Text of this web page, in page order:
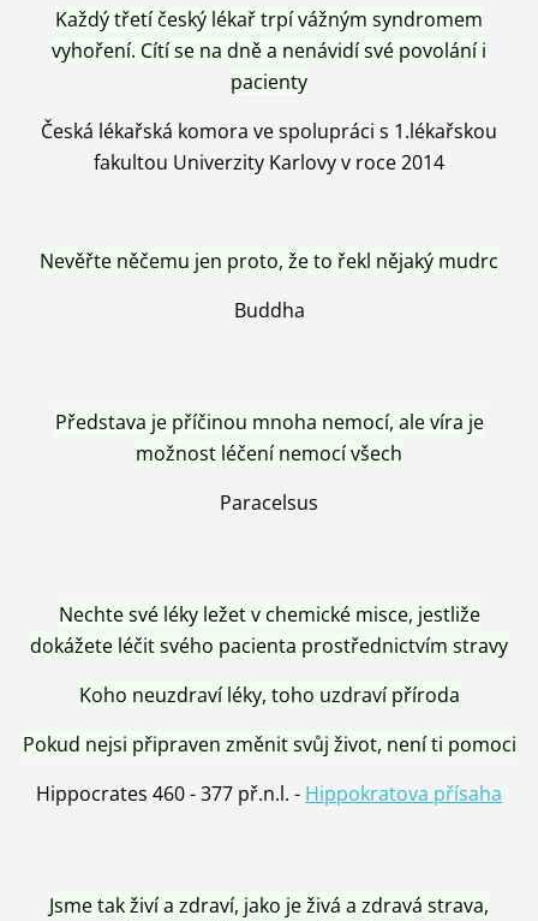
Každý třetí český lékař trpí vážným syndromem
vyhoření. Cítí se na dně a nenávidí své povolání i
pacienty
Česká lékařská komora ve spolupráci s 1.lékařskou
fakultou Univerzity Karlovy v roce 2014
Nevěřte něčemu jen proto, že to řekl nějaký mudrc
Buddha
Představa je příčinou mnoha nemocí, ale víra je
možnost léčení nemocí všech
Paracelsus
Nechte své léky ležet v chemické misce, jestliže
dokážete léčit svého pacienta prostřednictvím stravy
Koho neuzdraví léky, toho uzdraví příroda
Pokud nejsi připraven změnit svůj život, není ti pomoci
Hippocrates 460 - 377 př.n.l. - Hippokratova přísaha
Jsme tak živí a zdraví, jako je živá a zdravá strava,